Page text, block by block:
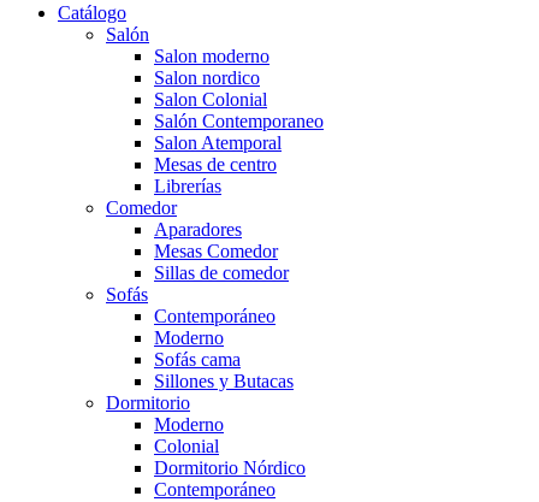
Catálogo
Salón
Salon moderno
Salon nordico
Salon Colonial
Salón Contemporaneo
Salon Atemporal
Mesas de centro
Librerías
Comedor
Aparadores
Mesas Comedor
Sillas de comedor
Sofás
Contemporáneo
Moderno
Sofás cama
Sillones y Butacas
Dormitorio
Moderno
Colonial
Dormitorio Nórdico
Contemporáneo